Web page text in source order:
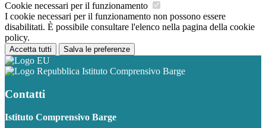
Cookie necessari per il funzionamento
I cookie necessari per il funzionamento non possono essere
disabilitati. È possibile consultare l'elenco nella pagina della cookie
policy.
Accetta tutti Salva le preferenze
Istituto Comprensivo Barge
Contatti
Istituto Comprensivo Barge